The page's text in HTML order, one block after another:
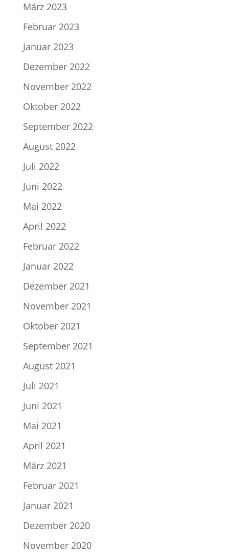
März 2023
Februar 2023
Januar 2023
Dezember 2022
November 2022
Oktober 2022
September 2022
August 2022
Juli 2022
Juni 2022
Mai 2022
April 2022
Februar 2022
Januar 2022
Dezember 2021
November 2021
Oktober 2021
September 2021
August 2021
Juli 2021
Juni 2021
Mai 2021
April 2021
März 2021
Februar 2021
Januar 2021
Dezember 2020
November 2020